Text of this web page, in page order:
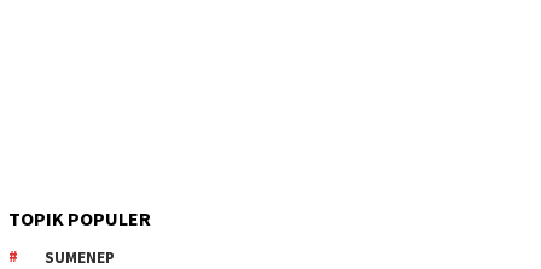
TOPIK POPULER
SUMENEP